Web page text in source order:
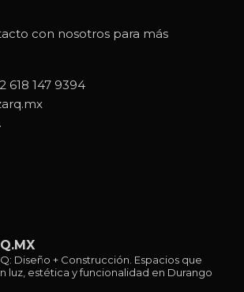
con nosotros para más
618 147 9394
Diseño + Construcción. Espacios que
luz, estética y funcionalidad en Durango